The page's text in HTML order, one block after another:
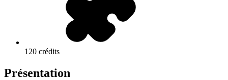
120 crédits
Présentation